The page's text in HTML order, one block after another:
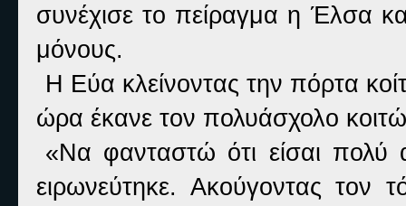
συνέχισε το πείραγμα η Έλσα
μόνους.
Η Εύα κλείνοντας την πόρτα
ώρα έκανε τον πολυάσχολο
«Να φανταστώ ότι είσαι πολύ
ειρωνεύτηκε. Ακούγοντας